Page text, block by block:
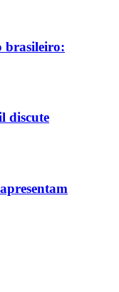
brasileiro:
discute